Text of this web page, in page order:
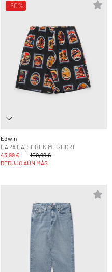
-60%
Edwin
HARA HACHI BUN ME SHORT
43,99 €
109,99 €
REDUJO AÚN MÁS